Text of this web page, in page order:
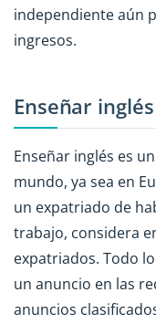
independiente aún
ingresos.
Enseñar inglés
Enseñar inglés es
mundo, ya sea en
un expatriado de
trabajo, considera
expatriados. Todo
un anuncio en las
anuncios